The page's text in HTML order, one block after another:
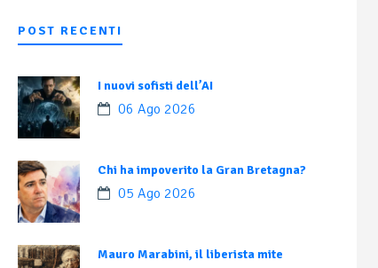
POST RECENTI
I nuovi sofisti dell’AI
06 Ago 2026
Chi ha impoverito la Gran Bretagna?
05 Ago 2026
Mauro Marabini, il liberista mite